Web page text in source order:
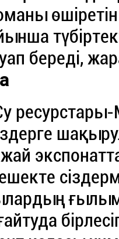
береді,